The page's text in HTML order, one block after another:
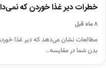
خطرات دیر غذا خوردن که
۸ ماه قبل
مطالعات نشان می‌دهد که دیر غذا
بدن شما در مقایسه…